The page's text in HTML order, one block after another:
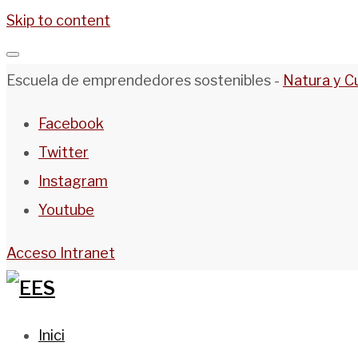
Skip to content
Escuela de emprendedores sostenibles - Natura y
Facebook
Twitter
Instagram
Youtube
Acceso Intranet
Inici